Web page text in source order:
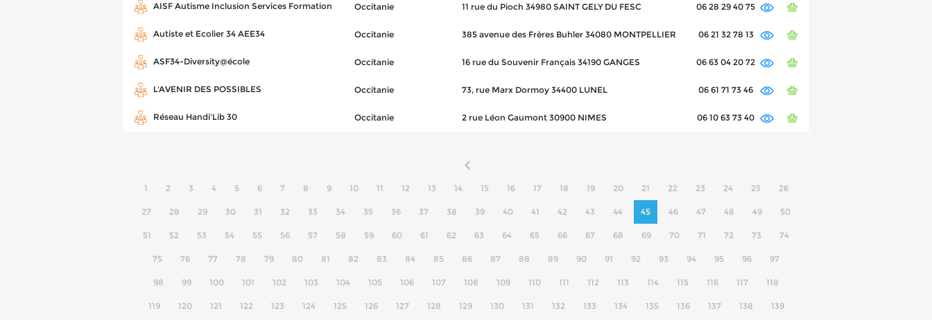
AISF Autisme Inclusion Services Formation Occitanie 11 rue du Pioch 34980 SAINT GELY DU FESC 06 28 29 40 75
Autiste et Ecolier 34 AEE34 Occitanie 385 avenue des Frères Buhler 34080 MONTPELLIER 06 21 32 78 13
ASF34-Diversity@école Occitanie 16 rue du Souvenir Français 34190 GANGES 06 63 04 20 72
L'AVENIR DES POSSIBLES Occitanie 73, rue Marx Dormoy 34400 LUNEL 06 61 71 73 46
Réseau Handi'Lib 30 Occitanie 2 rue Léon Gaumont 30900 NIMES 06 10 63 73 40
1 2 3 4 5 6 7 8 9 10 11 12 13 14 15 16 17 18 19 20 21 22 23 24 25 26
27 28 29 30 31 32 33 34 35 36 37 38 39 40 41 42 43 44 45 46 47 48 49 50
51 52 53 54 55 56 57 58 59 60 61 62 63 64 65 66 67 68 69 70 71 72 73 74
75 76 77 78 79 80 81 82 83 84 85 86 87 88 89 90 91 92 93 94 95 96 97
98 99 100 101 102 103 104 105 106 107 108 109 110 111 112 113 114 115 116 117 118
119 120 121 122 123 124 125 126 127 128 129 130 131 132 133 134 135 136 137 138 139